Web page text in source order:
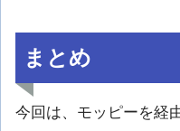
まとめ
今回は、モッピーを経